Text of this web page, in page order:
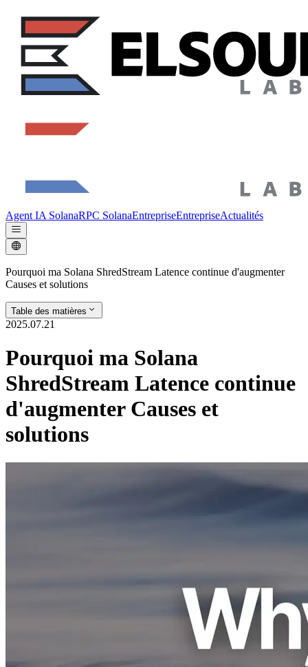
Agent IA SolanaRPC SolanaEntrepriseEntrepriseActualités
Pourquoi ma Solana ShredStream Latence continue d'augmenter
Causes et solutions
Table des matières
2025.07.21
Pourquoi ma Solana
ShredStream Latence continue
d'augmenter Causes et
solutions
À ERPC, nous recevons fréquemment des demandes de clients
utilisant le flux de données en temps réel de Solana, déclarant que
"la latence ShredStream augmente progressivement et finit par